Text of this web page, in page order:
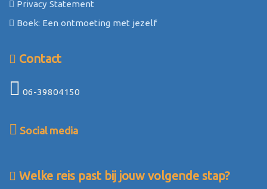
Privacy Statement
Boek: Een ontmoeting met jezelf
Contact
06-39804150
Social media
Welke reis past bij jouw volgende stap?